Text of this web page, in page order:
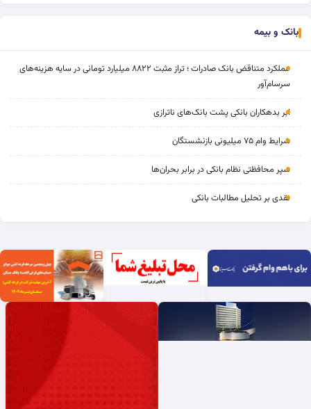
بانک و بیمه
عملکرد متناقض بانک صادرات ؛ تراز مثبت ۸۸۲۲ میلیارد تومانی در سایه هزینه‌های
سرسام‌آور
ابر بدهکاران بانکی پشت بانک‌های ناترازی
شرایط وام ۷۵ میلیونی بازنشستگان
سپر محافظتی نظام بانکی در برابر بحران‌ها
نقدی بر تحلیل مطالبات بانکی